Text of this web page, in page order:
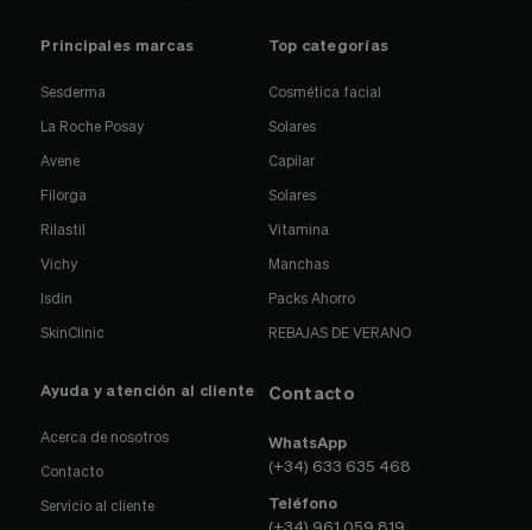
Principales marcas
Sesderma
La Roche Posay
Avene
Filorga
Rilastil
Vichy
Isdin
SkinClinic
Top categorías
Cosmética facial
Solares
Capilar
Solares
Vitamina
Manchas
Packs Ahorro
REBAJAS DE VERANO
Ayuda y atención al cliente
Acerca de nosotros
Contacto
Servicio al cliente
Contacto
WhatsApp
(+34) 633 635 468
Teléfono
(+34) 961 059 819